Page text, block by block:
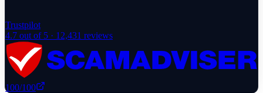
Trustpilot
4.7 out of 5 · 12,431 reviews
100/100